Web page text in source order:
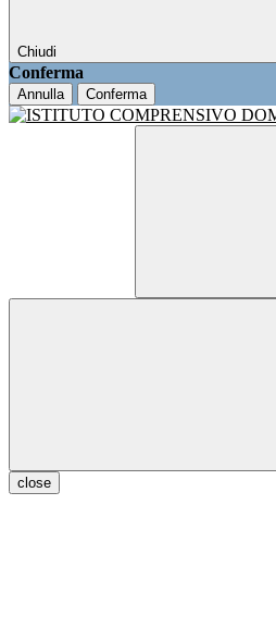
Chiudi
Conferma
Annulla Conferma
close